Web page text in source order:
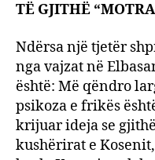
TË GJITHË
Ndërsa një tjetër
nga vajzat në
është: Më qëndro
psikoza e frikës
krijuar ideja se
kushërirat e